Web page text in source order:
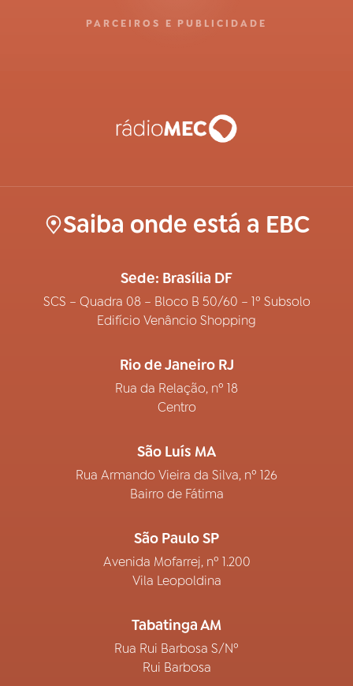
PARCEIROS E PUBLICIDADE
Saiba onde está a EBC
Sede: Brasília DF
SCS – Quadra 08 – Bloco B 50/60 – 1º Subsolo
Edifício Venâncio Shopping
Rio de Janeiro RJ
Rua da Relação, nº 18
Centro
São Luís MA
Rua Armando Vieira da Silva, nº 126
Bairro de Fátima
São Paulo SP
Avenida Mofarrej, nº 1.200
Vila Leopoldina
Tabatinga AM
Rua Rui Barbosa S/Nº
Rui Barbosa